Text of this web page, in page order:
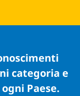
categoria e
Paese.